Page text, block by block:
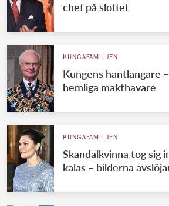
chef på slottet
KUNGAFAMILJEN
Kungens hantlangare
hemliga makthavare
KUNGAFAMILJEN
Skandalkvinna tog sig
kalas – bilderna